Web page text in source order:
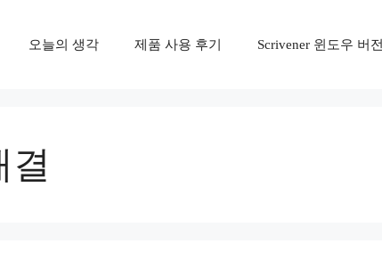
오늘의 생각 제품 사용 후기 Scrivener 윈도우 버전
결